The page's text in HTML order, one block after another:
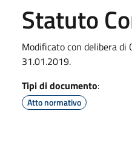
Statuto
Modificato con delibera di
31.01.2019.
Tipi di documento:
Atto normativo